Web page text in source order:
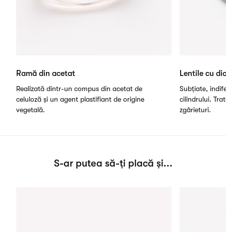
Ramă din acetat
Realizată dintr-un compus din acetat de
celuloză și un agent plastifiant de origine
vegetală.
Lentile cu
Subțiate,
cilindrului.
zgârieturi.
S-ar putea să-ți placă și...